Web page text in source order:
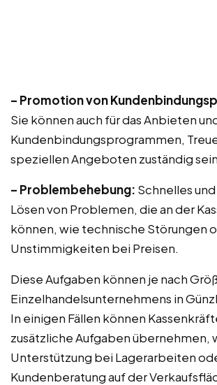
– Promotion von
Sie können auch für das Anbieten
Kundenbindungsprogrammen,
speziellen Angeboten zuständig
– Problembehebung: Schnelles
Lösen von Problemen, die an der
können, wie technische Störungen
Unstimmigkeiten bei Preisen.
Diese Aufgaben können je nach
Einzelhandelsunternehmens in
In einigen Fällen können
zusätzliche Aufgaben übernehmen,
Unterstützung bei Lagerarbeiten
Kundenberatung auf der